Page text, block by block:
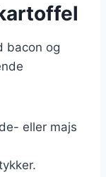
bacon og
eller majs